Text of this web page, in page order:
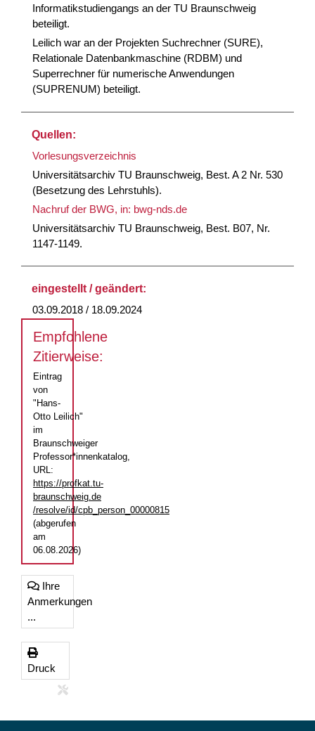
Informatikstudiengangs an der TU Braunschweig
beteiligt.
Leilich war an der Projekten Suchrechner (SURE),
Relationale Datenbankmaschine (RDBM) und
Superrechner für numerische Anwendungen
(SUPRENUM) beteiligt.
Quellen:
Vorlesungsverzeichnis
Universitätsarchiv TU Braunschweig, Best. A 2 Nr. 530
(Besetzung des Lehrstuhls).
Nachruf der BWG, in: bwg-nds.de
Universitätsarchiv TU Braunschweig, Best. B07, Nr.
1147-1149.
eingestellt / geändert:
03.09.2018 / 18.09.2024
Empfohlene
Zitierweise:
Eintrag
von
"Hans-
Otto Leilich"
im
Braunschweiger
Professor*innenkatalog,
URL:
https://profkat.tu-
braunschweig.de
/resolve/id/cpb_person_00000815
(abgerufen
am
06.08.2026)
Ihre
Anmerkungen
...
Druck